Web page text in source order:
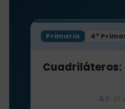
Primaria 4º
Cuadriláteros:
9-10